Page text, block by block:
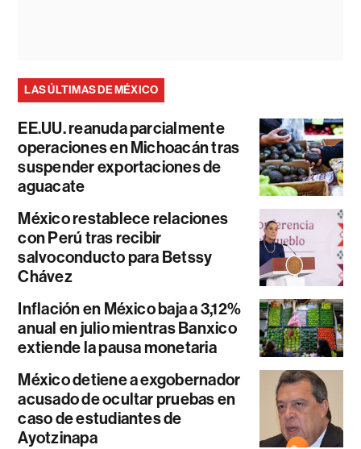
LAS ÚLTIMAS DE MÉXICO
EE.UU. reanuda parcialmente
operaciones en Michoacán tras
suspender exportaciones de
aguacate
México restablece relaciones
con Perú tras recibir
salvoconducto para Betssy
Chávez
Inflación en México baja a 3,12%
anual en julio mientras Banxico
extiende la pausa monetaria
México detiene a exgobernador
acusado de ocultar pruebas en
caso de estudiantes de
Ayotzinapa